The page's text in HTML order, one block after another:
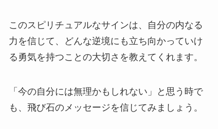
このスピリチュアルなサインは、自分の内なる
力を信じて、どんな逆境にも立ち向かっていけ
る勇気を持つことの大切さを教えてくれます。
「今の自分には無理かもしれない」と思う時で
も、飛び石のメッセージを信じてみましょう。